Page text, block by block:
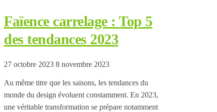
Faïence carrelage : Top 5
des tendances 2023
27 octobre 2023 8 novembre 2023
Au même titre que les saisons, les tendances du
monde du design évoluent constamment. En 2023,
une véritable transformation se prépare notamment